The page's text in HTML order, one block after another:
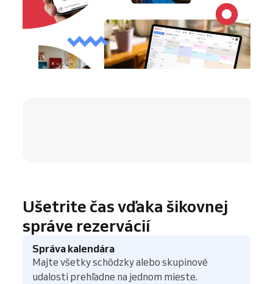
Ušetrite čas vďaka šikovnej
správe rezervácií
Správa kalendára
Majte všetky schôdzky alebo skupinové
udalosti prehľadne na jednom mieste.